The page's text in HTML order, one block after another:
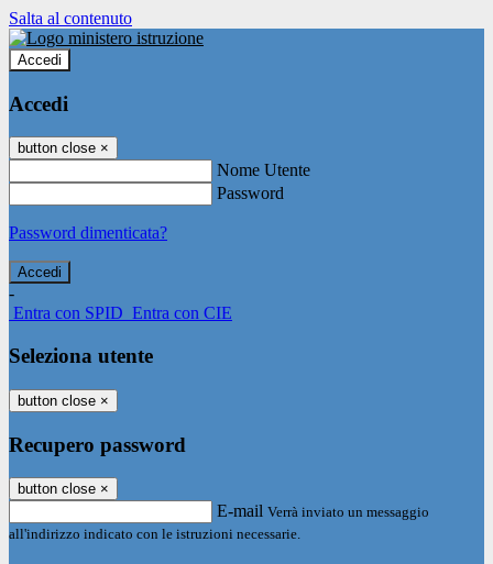
Salta al contenuto
Accedi
Accedi
button close ×
Nome Utente
Password
Password dimenticata?
-
Entra con SPID Entra con CIE
Seleziona utente
button close ×
Recupero password
button close ×
E-mail Verrà inviato un messaggio
all'indirizzo indicato con le istruzioni necessarie.